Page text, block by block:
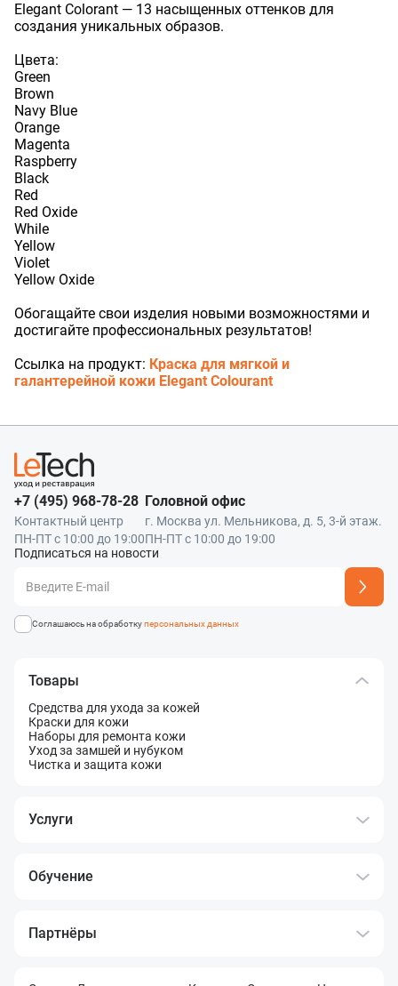
Elegant Colorant — 13 насыщенных оттенков для
создания уникальных образов.
Цвета:
Green
Brown
Navy Blue
Orange
Magenta
Raspberry
Black
Red
Red Oxide
While
Yellow
Violet
Yellow Oxide
Обогащайте свои изделия новыми возможностями и
достигайте профессиональных результатов!
Ссылка на продукт: Краска для мягкой и
галантерейной кожи Elegant Colourant
+7 (495) 968-78-28
Контактный центр
ПН-ПТ с 10:00 до 19:00
Головной офис
г. Москва ул. Мельникова, д. 5, 3-й этаж.
ПН-ПТ с 10:00 до 19:00
Подписаться на новости
Адрес подписки успешно добавлен
Соглашаюсь на обработкуперсональных данных
Товары
Средства для ухода за кожей
Краски для кожи
Наборы для ремонта кожи
Уход за замшей и нубуком
Чистка и защита кожи
Услуги
Обучение
Партнёры
Заказать звонок
Ваше имя
Ваш номер телефона
Соглашаюсь на обработку
Данные формы отправлены
Купить в 1 клик
Оставьте заявку, и наш менеджер свяжется с вами в
ближайшее время
Ваше имя
Ваш номер телефона
Соглашаюсь на обработку
Данные формы отправлены
Ваше имя
Телефон
Комментарий
Форматы файлов: .jpg, .png. Максимальный размер файла - 10 МБ.
оформлении и получении заказа, согласие на обработку персональных
данных
Отправить
в ближайшее время!
Ваше имя
Телефон
Комментарий
Нажимая кнопку «Отправить», я даю согласие на получение информации об
оформлении и получении заказа,
Отправить
в ближайшее время!